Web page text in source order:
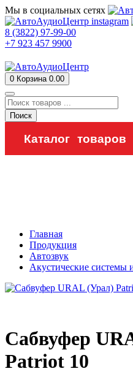
Мы в социальных сетях
8 (3822) 97-99-00
+7 923 457 9900
0 Корзина 0.00
Поиск
Каталог товаров
Главная
Продукция
Автозвук
Акустические системы
Сабвуфер
Patriot 10